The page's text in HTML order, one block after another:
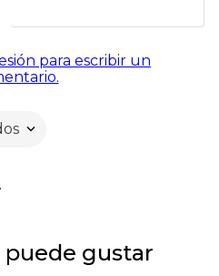
para escribir un
gustar